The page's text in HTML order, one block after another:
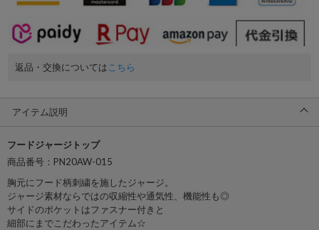
返品・交換についてはこちら
アイテム説明
フードジャージトップ
商品番号：PN20AW-015
胸元にフード柄刺繍を施したジャージ。
ジャージ素材ならではの収縮性や通気性、機能性も◎
サイドのポケットはファスナー付きと
細部にまでこだわったアイテム☆